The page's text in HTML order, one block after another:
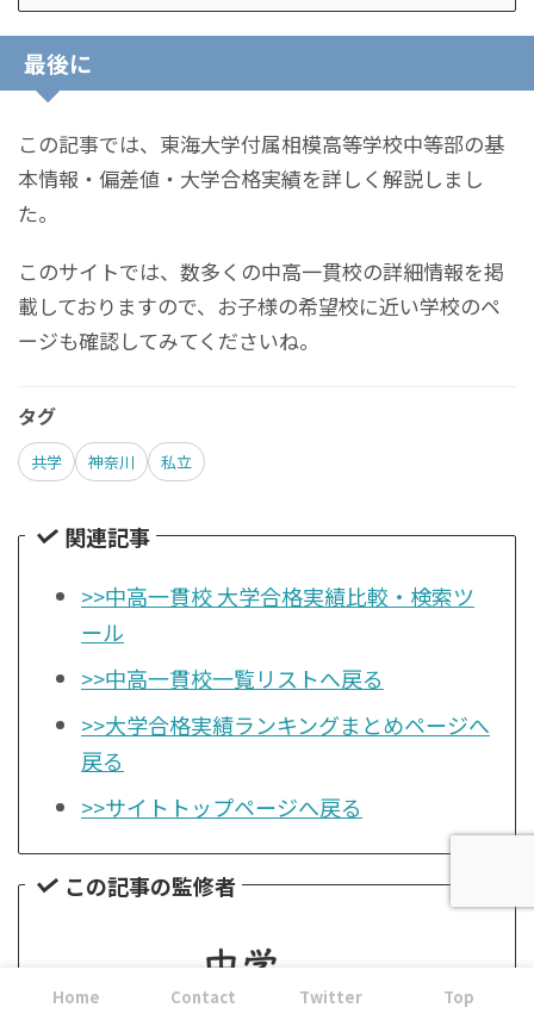
最後に
この記事では、東海大学付属相模高等学校中等部の基
本情報・偏差値・大学合格実績を詳しく解説しまし
た。
このサイトでは、数多くの中高一貫校の詳細情報を掲
載しておりますので、お子様の希望校に近い学校のペ
ージも確認してみてくださいね。
タグ
共学 神奈川 私立
関連記事
>>中高一貫校 大学合格実績比較・検索ツ
ール
>>中高一貫校一覧リストへ戻る
>>大学合格実績ランキングまとめページへ
戻る
>>サイトトップページへ戻る
この記事の監修者
Home Contact Twitter Top